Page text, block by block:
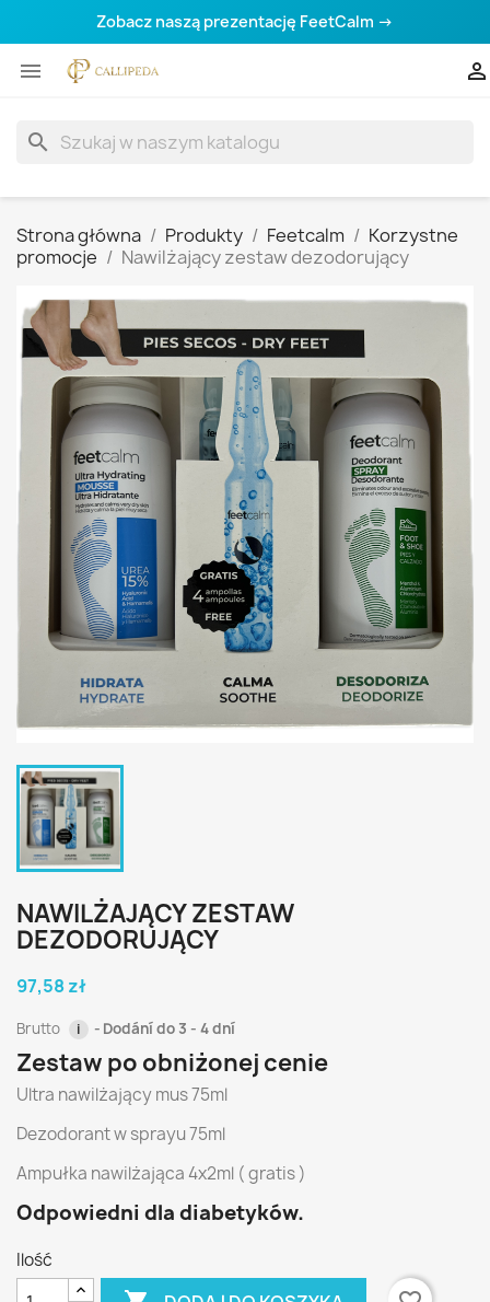
Zobacz naszą prezentację FeetCalm →
 
search
Strona główna Produkty Feetcalm
Korzystne
promocje
Nawilżający zestaw dezodorujący
NAWILŻAJĄCY ZESTAW
DEZODORUJĄCY
97,58 zł
Brutto i Dodání do 3 - 4 dní
Zestaw po obniżonej cenie
Ultra nawilżający mus 75ml
Dezodorant w sprayu 75ml
Ampułka nawilżająca 4x2ml ( gratis )
Odpowiedni dla diabetyków.
Ilość